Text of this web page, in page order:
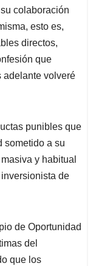
colaboración
esto es,
directos,
que
adelante volveré
punibles que
sometido a su
y habitual
de
de Oportunidad
del
que los